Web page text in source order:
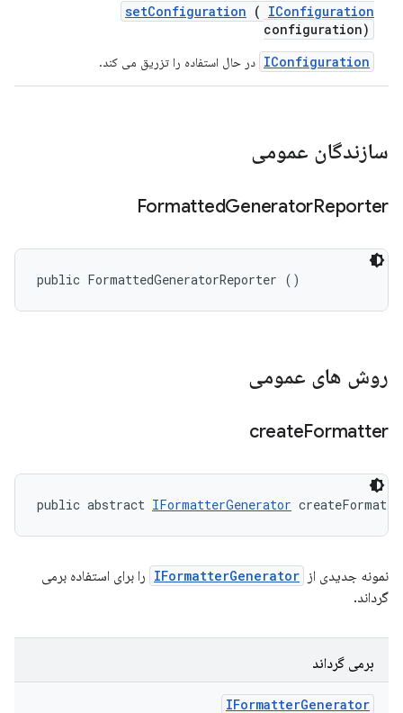
setConfiguration ( IConfiguration
configuration)
IConfiguration در حال استفاده را تزریق می کند.
سازندگان عمومی
FormattedGeneratorReporter
public FormattedGeneratorReporter ()
روش های عمومی
createFormatter
public abstract IFormatterGenerator
نمونه جدیدی از IFormatterGenerator را برای استفاده برمی
گرداند.
برمی گرداند
IFormatterGenerator